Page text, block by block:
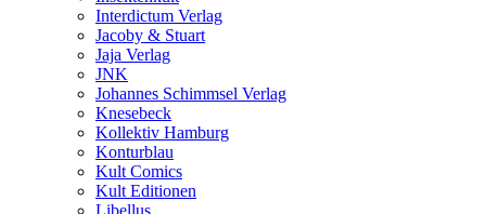
Interdictum Verlag
Jacoby & Stuart
Jaja Verlag
JNK
Johannes Schimmsel Verlag
Knesebeck
Kollektiv Hamburg
Konturblau
Kult Comics
Kult Editionen
Libellus